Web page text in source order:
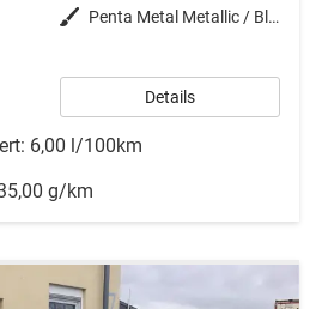
Außenfarbe
Penta Metal Metallic / Black Pearl
Details
6,00 l/100km
g/km